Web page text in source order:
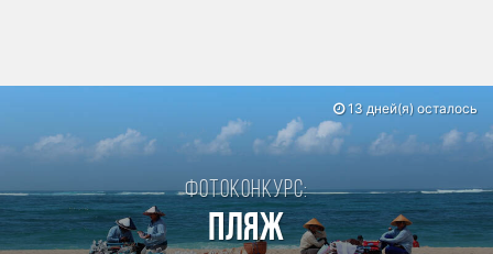
Фотоконкурс:
Пляж
13 дней(я) осталось